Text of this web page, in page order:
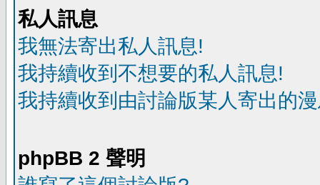
私人訊息
我無法寄出私人訊息!
我持續收到不想要的私人訊息!
我持續收到由討論版某人寄出的
phpBB 2 聲明